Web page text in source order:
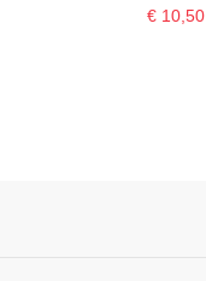
€ 10,50